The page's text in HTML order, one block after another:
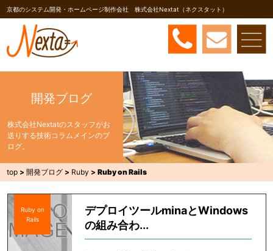
京都のシステム開発・ホームページ制作会社 株式会社Nextat（ネクスタット）
開発ブログ
株式会社Nextatのスタッフがお
送りする技術コラムメインのブ
ログ。
top >開発ブログ > Ruby >Ruby on Rails
Ruby on
Rails
デプロイツールminaとWindows
の組み合わ...